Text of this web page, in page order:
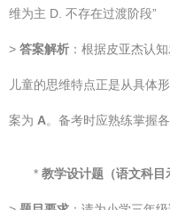
维为主 D. 不存在过渡阶段”
> 答案解析 ：根据皮亚杰认
儿童的思维特点正是从具体
案为 A。备考时应熟练掌握
* 教学设计题（语文科目